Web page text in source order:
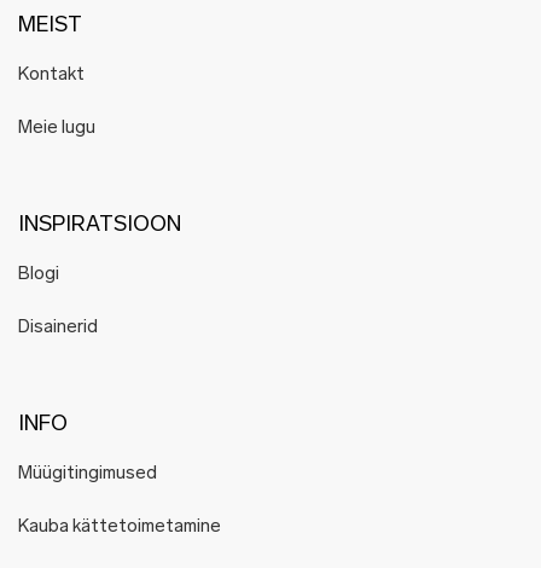
MEIST
Kontakt
Meie lugu
INSPIRATSIOON
Blogi
Disainerid
INFO
Müügitingimused
Kauba kättetoimetamine